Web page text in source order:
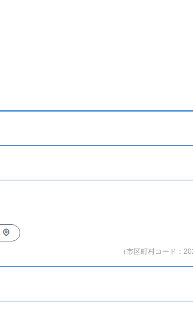
（市区町村コード：